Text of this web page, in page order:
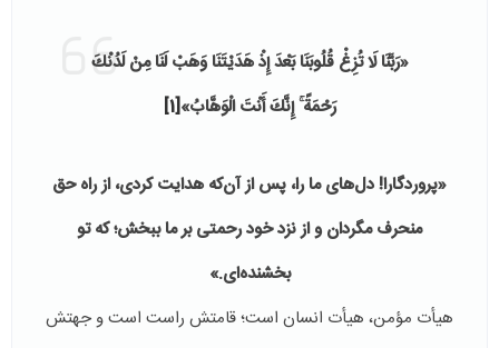
«رَبَّنَا لَا تُزِغْ قُلُوبَنَا بَعْدَ إِذْ هَدَيْتَنَا وَهَبْ لَنَا مِنْ لَدُنْكَ
رَحْمَةً ۚ إِنَّكَ أَنْتَ الْوَهَّابُ»[1]
«پروردگارا! دل‌های ما را، پس از آن‌که هدایت کردی، از راه حق
منحرف مگردان و از نزد خود رحمتی بر ما ببخش؛ که تو
بخشنده‌ای.»
هیأت مؤمن، هیأت انسان است؛ قامتش راست است و جهتش